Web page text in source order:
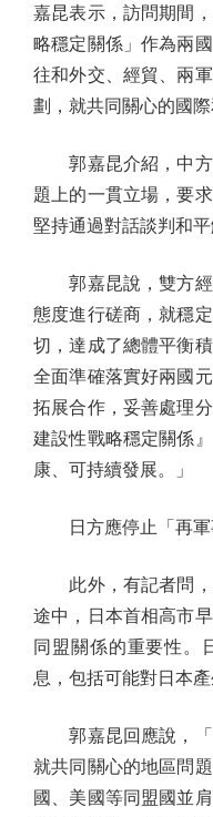
嘉昆表示，訪問期間
略穩定關係」作為兩
往和外交、經貿、兩
劃，就共同關心的國
郭嘉昆介紹，中方
題上的一貫立場，要
堅持通過對話談判和平
郭嘉昆說，雙方經
態度進行磋商，就穩
切，達成了總體平衡
全面準確落實好兩國
拓展合作，妥善處理
建設性戰略穩定關係
康、可持續發展。」
日方應停止「再軍
此外，有記者問，
途中，日本首相高市
同盟關係的重要性。
息，包括可能對日本
郭嘉昆回應說，「
就共同關心的地區問
國、美國等同盟國並